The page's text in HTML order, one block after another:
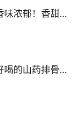
无需烤箱！奶香味浓郁！香甜嫩滑的椰蓉奶糕
鲜香味美！巨好喝的山药排骨汤！！